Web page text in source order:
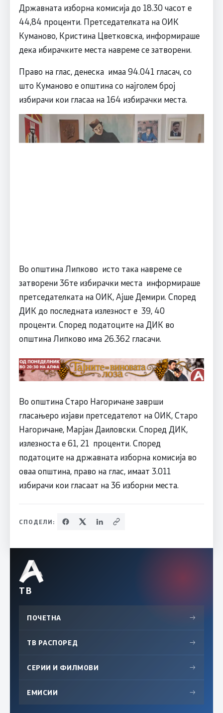
Државната изборна комисија до 18.30 часот е
44,84 проценти. Претседателката на ОИК
Куманово, Кристина Цветковска, информираше
дека ибирачките места навреме се затворени.
Право на глас, денеска имаа 94.041 гласач, со
што Куманово е општина со најголем број
избирачи кои гласаа на 164 избирачки места.
Во општина Липково исто така навреме се
затворени 36те избирачки места информираше
претседателката на ОИК, Ајше Демири. Според
ДИК до последната излезност е 39, 40
проценти. Според податоците на ДИК во
општина Липково има 26.362 гласачи.
Во општина Старо Нагоричане заврши
гласањеро изјави претседателот на ОИК, Старо
Нагоричане, Марјан Даиловски. Според ДИК,
излезноста е 61, 21 проценти. Според
податоците на државната изборна комисија во
оваа општина, право на глас, имаат 3.011
избирачи кои гласаат на 36 изборни места.
СПОДЕЛИ:
ТВ
ПОЧЕТНА →
ТВ РАСПОРЕД →
СЕРИИ И ФИЛМОВИ →
ЕМИСИИ →